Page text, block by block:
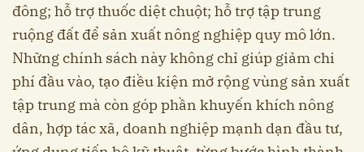
đông; hỗ trợ thuốc diệt chuột; hỗ trợ tập trung
ruộng đất để sản xuất nông nghiệp quy mô lớn.
Những chính sách này không chỉ giúp giảm chi
phí đầu vào, tạo điều kiện mở rộng vùng sản xuất
tập trung mà còn góp phần khuyến khích nông
dân, hợp tác xã, doanh nghiệp mạnh dạn đầu tư,